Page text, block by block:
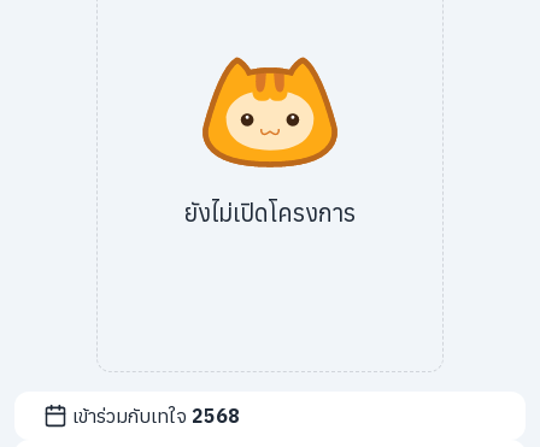
นโยบายความเป็นส่วนตัว
นโยบายการใช้งานคุกกี้
ไทย
เข้าร่วมกับเทใจ 2568
ยังไม่เปิดโครงการ